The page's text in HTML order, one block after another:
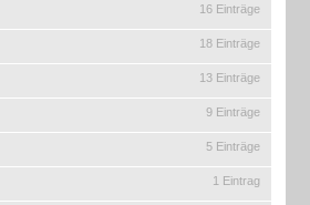
16 Einträge
18 Einträge
13 Einträge
9 Einträge
5 Einträge
1 Eintrag